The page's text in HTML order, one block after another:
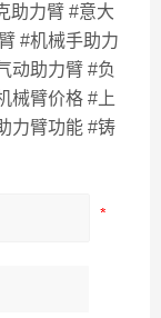
助力臂 #意大
#机械手助力
动助力臂 #负
械臂价格 #上
力臂功能 #铸